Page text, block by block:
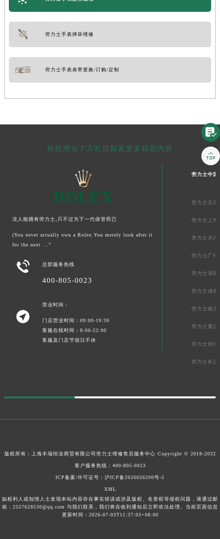
劳力士手表摔坏维修
劳力士手表表带更换/订购/定制
轻轻滑动下方栏目探索更多精彩内容
没人能拥有劳力士,只不过为下一代保管而已
(You never actually own a Rolex.You merely look after it
for the next ...”
 总部服务热线
400-805-0023

营业时间：
门店营业时间：09:00-19:30
客服在线时间：8:00-22:00
客服及门店节假日不休
劳力士中国
劳力士北京
劳力士上海
劳力士天津
劳力士广州
劳力士深圳
劳力士成都
劳力士南京
劳力士重庆
劳力士郑州
劳力士长沙
版权所有：上海丰瑞恒业商贸有限公司 劳力士维修售后服务中心 Copyright © 2018-2032
客户服务热线： 400-805-0023
ICP备案/许可证号：沪ICP备2026026200号-5
XML
如权利人或知情人士发现本站内容存在事实错误或涉及版权、名誉权等侵权问题，请通过邮
箱：2557628530@qq.com 与我们联系，我们将在收到通知后立即依法处理。当前页面信息
更新时间：2026-07-03T11:37:03+08:00

